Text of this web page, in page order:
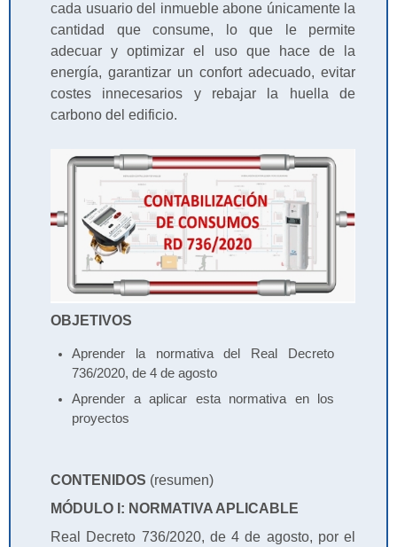
cada usuario del inmueble abone únicamente la
cantidad que consume, lo que le permite
adecuar y optimizar el uso que hace de la
energía, garantizar un confort adecuado, evitar
costes innecesarios y rebajar la huella de
carbono del edificio.
OBJETIVOS
Aprender la normativa del Real Decreto
736/2020, de 4 de agosto
Aprender a aplicar esta normativa en los
proyectos
CONTENIDOS (resumen)
MÓDULO I: NORMATIVA APLICABLE
Real Decreto 736/2020, de 4 de agosto, por el